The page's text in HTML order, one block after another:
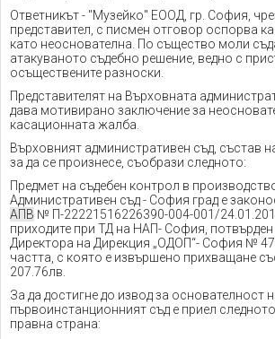
Ответникът - "Музейко" ЕООД, гр. София,
представител, с писмен отговор оспорва
като неоснователна. По същество моли
атакуваното съдебно решение, ведно с
осъществените разноски.
Представителят на Върховната
дава мотивирано заключение за
касационната жалба.
Върховният административен съд, състав
за да се произнесе, съобрази следното:
Предмет на съдебен контрол в
Административен съд - София град е
АПВ № П-22221516226390-004-001/
приходите при ТД на НАП- София,
Директора на Дирекция „ОДОП“- София №
частта, с която е извършено прихващане
207.76лв.
За да достигне до извод за основателност
първоинстанционният съд е приел
правна страна: